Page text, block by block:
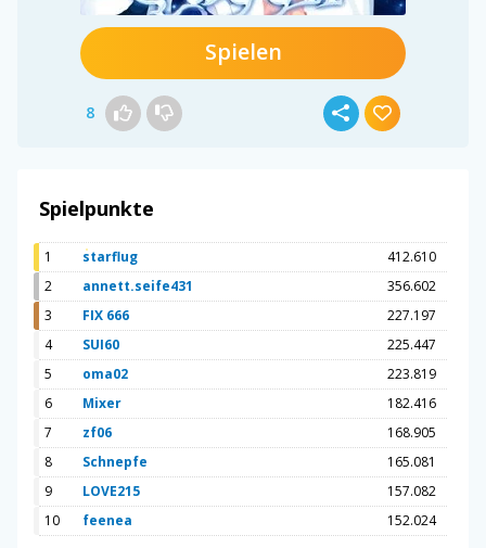
Spielen
8
Spielpunkte
1 starflug
412.610
2
annett.seife431
356.602
3
FIX 666
227.197
4
SUI60
225.447
5
oma02
223.819
6
Mixer
182.416
7
zf06
168.905
8
Schnepfe
165.081
9
LOVE215
157.082
10
feenea 152.024